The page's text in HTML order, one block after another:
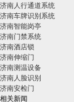
济南人行通道系统
济南车牌识别系统
济南智能岗亭
济南门禁系统
济南酒店锁
济南伸缩门
济南测温设备
济南人脸识别
济南安检门
相关新闻